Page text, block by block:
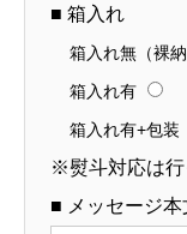
■ 箱入れ
箱入れ無（裸納
箱入れ有
箱入れ有+包装
※熨斗対応は行
■ メッセージ本